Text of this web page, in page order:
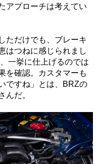
アプローチは考えてい
ただけでも、ブレーキ
はつねに感じられまし
一挙に仕上げるのでは
を確認。カスタマーも
ですね」とは、BRZの
んだ。